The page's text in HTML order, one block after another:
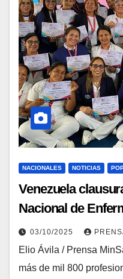
NACIONALES NOTICIAS
Venezuela
Nacional de
y liderazgo
03/10/2025
Elio Ávila / Prensa
más de mil 800